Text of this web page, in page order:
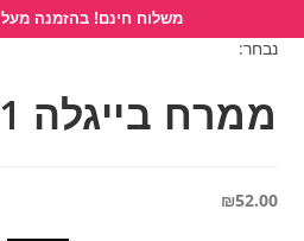
משלוח חינם! בהזמנה מעל 200 ש"ח באתר
נבחר:
ממרח בייגלה 1 ק"ג…
₪52.00